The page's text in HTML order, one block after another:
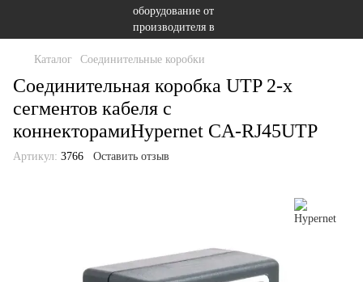
Каталог Соединительные коробки
Соединительная коробка UTP 2-х
сегментов кабеля с
коннекторамиHypernet CA-RJ45UTP
Артикул: 3766 Оставить отзыв